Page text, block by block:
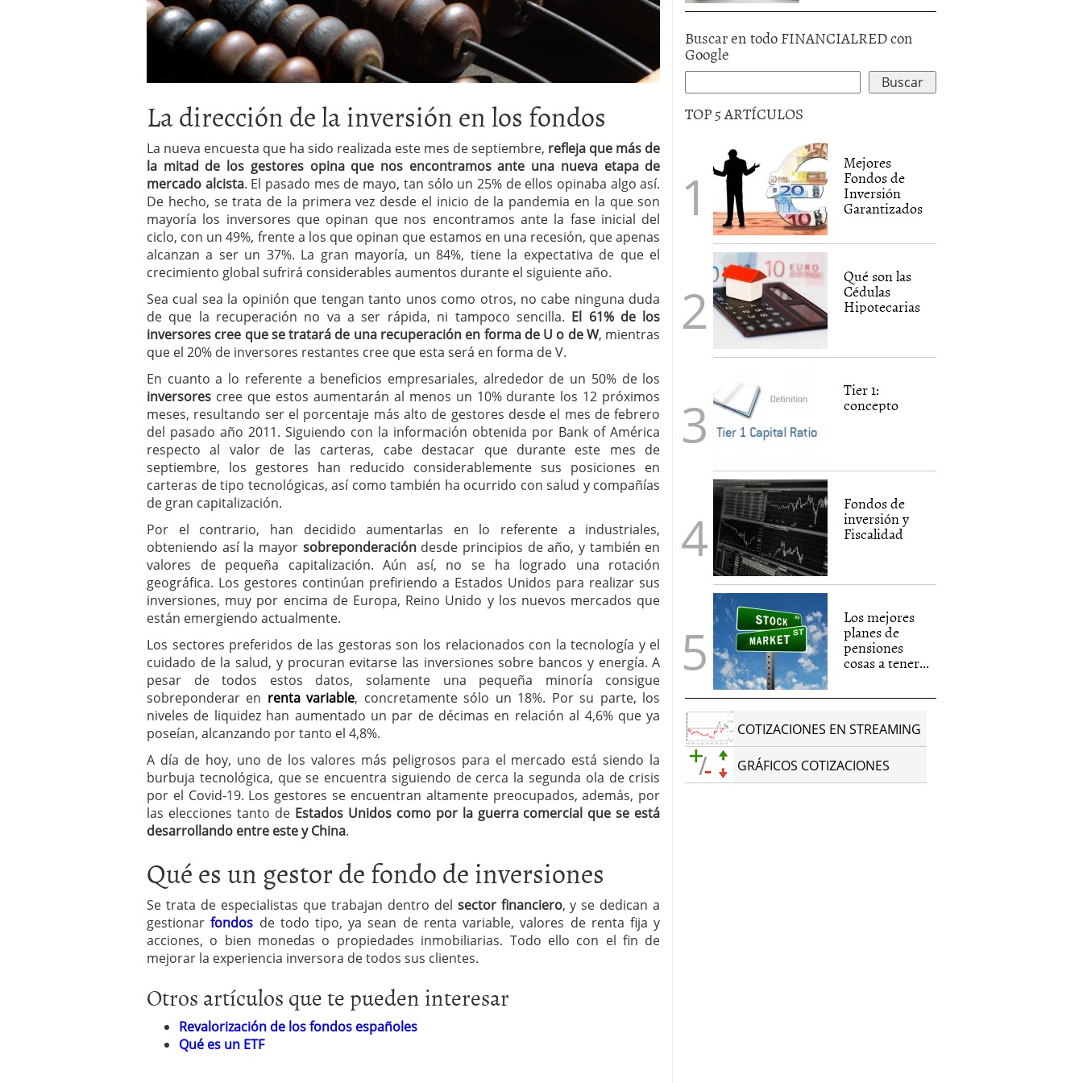
La dirección de la inversión en los fondos
La nueva encuesta que ha sido realizada este mes de septiembre, refleja que más de
la mitad de los gestores opina que nos encontramos ante una nueva etapa de
mercado alcista. El pasado mes de mayo, tan sólo un 25% de ellos opinaba algo así.
De hecho, se trata de la primera vez desde el inicio de la pandemia en la que son
mayoría los inversores que opinan que nos encontramos ante la fase inicial del
ciclo, con un 49%, frente a los que opinan que estamos en una recesión, que apenas
alcanzan a ser un 37%. La gran mayoría, un 84%, tiene la expectativa de que el
crecimiento global sufrirá considerables aumentos durante el siguiente año.
Sea cual sea la opinión que tengan tanto unos como otros, no cabe ninguna duda
de que la recuperación no va a ser rápida, ni tampoco sencilla. El 61% de los
inversores cree que se tratará de una recuperación en forma de U o de W, mientras
que el 20% de inversores restantes cree que esta será en forma de V.
En cuanto a lo referente a beneficios empresariales, alrededor de un 50% de los
inversores cree que estos aumentarán al menos un 10% durante los 12 próximos
meses, resultando ser el porcentaje más alto de gestores desde el mes de febrero
del pasado año 2011. Siguiendo con la información obtenida por Bank of América
respecto al valor de las carteras, cabe destacar que durante este mes de
septiembre, los gestores han reducido considerablemente sus posiciones en
carteras de tipo tecnológicas, así como también ha ocurrido con salud y compañías
de gran capitalización.
Por el contrario, han decidido aumentarlas en lo referente a industriales,
obteniendo así la mayor sobreponderacióndesde principios de año, y también en
valores de pequeña capitalización. Aún así, no se ha logrado una rotación
geográfica. Los gestores continúan prefiriendo a Estados Unidos para realizar sus
inversiones, muy por encima de Europa, Reino Unido y los nuevos mercados que
están emergiendo actualmente.
Los sectores preferidos de las gestoras son los relacionados con la tecnología y el
cuidado de la salud, y procuran evitarse las inversiones sobre bancos y energía. A
pesar de todos estos datos, solamente una pequeña minoría consigue
sobreponderar en renta variable, concretamente sólo un 18%. Por su parte, los
niveles de liquidez han aumentado un par de décimas en relación al 4,6% que ya
poseían, alcanzando por tanto el 4,8%.
A día de hoy, uno de los valores más peligrosos para el mercado está siendo la
burbuja tecnológica, que se encuentra siguiendo de cerca la segunda ola de crisis
por el Covid-19. Los gestores se encuentran altamente preocupados, además, por
las elecciones tanto de Estados Unidos como por la guerra comercial que se está
desarrollando entre este y China.
Qué es un gestor de fondo de inversiones
Se trata de especialistas que trabajan dentro del sector financiero, y se dedican a
gestionarfondos de todo tipo, ya sean de renta variable, valores de renta fija y
acciones, o bien monedas o propiedades inmobiliarias. Todo ello con el fin de
mejorar la experiencia inversora de todos sus clientes.
Otros artículos que te pueden interesar
Revalorización de los fondos españoles
Qué es un ETF
Buscar en todo FINANCIALRED con
Google
TOP 5 ARTÍCULOS
Mejores
Fondos de
Inversión
Garantizados
Qué son las
Cédulas
Hipotecarias
Tier 1:
concepto
Fondos de
inversión y
Fiscalidad
Los mejores
planes de
pensiones
cosas a tener...
COTIZACIONES EN STREAMING
GRÁFICOS COTIZACIONES